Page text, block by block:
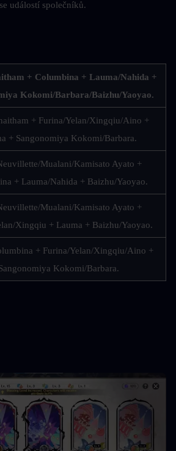
událostí společníků.
+ Columbina + Lauma/Nahida +
Kokomi/Barbara/Baizhu/Yaoyao.
+ Furina/Yelan/Xingqiu/Aino +
+ Sangonomiya Kokomi/Barbara.
Mualani/Kamisato Ayato +
+ Lauma/Nahida + Baizhu/Yaoyao.
Mualani/Kamisato Ayato +
Xingqiu + Lauma + Baizhu/Yaoyao.
+ Furina/Yelan/Xingqiu/Aino +
Kokomi/Barbara.